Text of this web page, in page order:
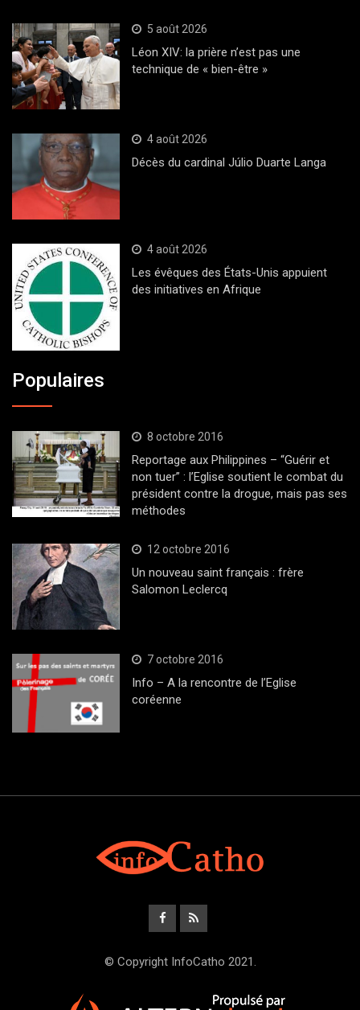
5 août 2026
Léon XIV: la prière n’est pas une
technique de « bien-être »
4 août 2026
Décès du cardinal Júlio Duarte Langa
4 août 2026
Les évêques des États-Unis appuient
des initiatives en Afrique
Populaires
8 octobre 2016
Reportage aux Philippines – “Guérir et
non tuer” : l’Eglise soutient le combat du
président contre la drogue, mais pas ses
méthodes
12 octobre 2016
Un nouveau saint français : frère
Salomon Leclercq
7 octobre 2016
Info – A la rencontre de l’Eglise
coréenne
© Copyright InfoCatho 2021.